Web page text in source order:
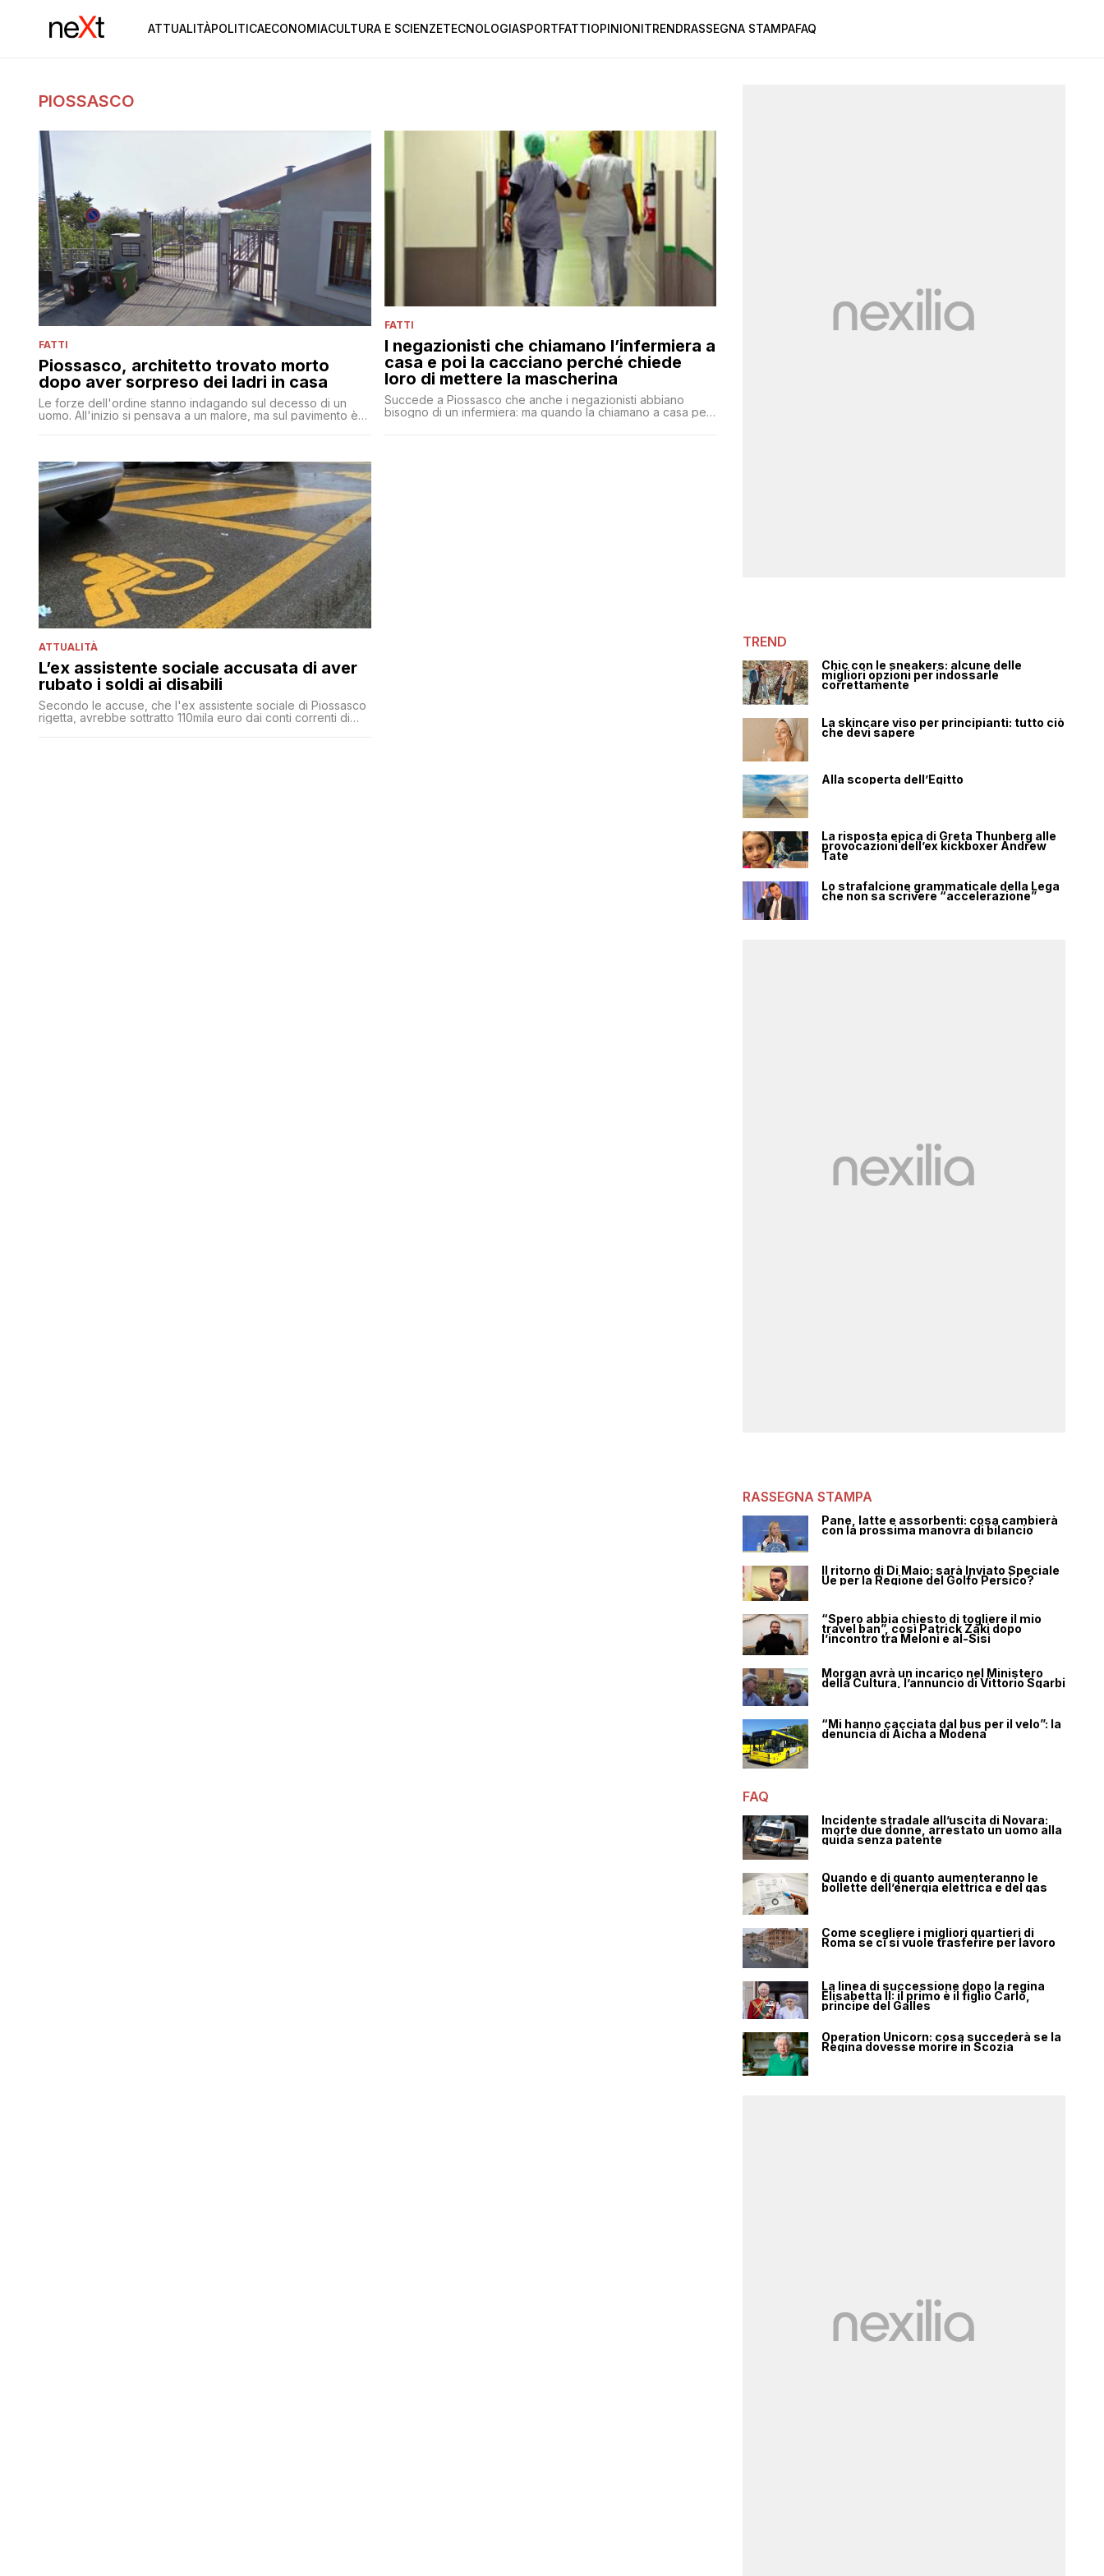
ATTUALITÀPOLITICAECONOMIACULTURA E SCIENZETECNOLOGIASPORTFATTIOPINIONITRENDRASSEGNA STAMPAFAQ
PIOSSASCO
FATTI
Piossasco, architetto trovato morto
dopo aver sorpreso dei ladri in casa
Le forze dell'ordine stanno indagando sul decesso di un
uomo. All'inizio si pensava a un malore, ma sul pavimento è
FATTI
I negazionisti che chiamano l’infermiera a
casa e poi la cacciano perché chiede
loro di mettere la mascherina
Succede a Piossasco che anche i negazionisti abbiano
bisogno di un infermiera: ma quando la chiamano a casa per
ATTUALITÀ
L’ex assistente sociale accusata di aver
rubato i soldi ai disabili
Secondo le accuse, che l'ex assistente sociale di Piossasco
rigetta, avrebbe sottratto 110mila euro dai conti correnti di
TREND
Chic con le sneakers: alcune delle
migliori opzioni per indossarle
correttamente
La skincare viso per principianti: tutto ciò
che devi sapere
Alla scoperta dell’Egitto
La risposta epica di Greta Thunberg alle
provocazioni dell’ex kickboxer Andrew
Tate
Lo strafalcione grammaticale della Lega
che non sa scrivere “accelerazione”
RASSEGNA STAMPA
Pane, latte e assorbenti: cosa cambierà
con la prossima manovra di bilancio
Il ritorno di Di Maio: sarà Inviato Speciale
Ue per la Regione del Golfo Persico?
“Spero abbia chiesto di togliere il mio
travel ban”, così Patrick Zaki dopo
l’incontro tra Meloni e al-Sisi
Morgan avrà un incarico nel Ministero
della Cultura, l’annuncio di Vittorio Sgarbi
“Mi hanno cacciata dal bus per il velo”: la
denuncia di Aicha a Modena
FAQ
Incidente stradale all’uscita di Novara:
morte due donne, arrestato un uomo alla
guida senza patente
Quando e di quanto aumenteranno le
bollette dell’energia elettrica e del gas
Come scegliere i migliori quartieri di
Roma se ci si vuole trasferire per lavoro
La linea di successione dopo la regina
Elisabetta II: il primo è il figlio Carlo,
principe del Galles
Operation Unicorn: cosa succederà se la
Regina dovesse morire in Scozia